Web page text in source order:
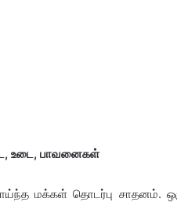
உடை, பாவனைகள்
மக்கள் தொடர்பு சாதனம்.